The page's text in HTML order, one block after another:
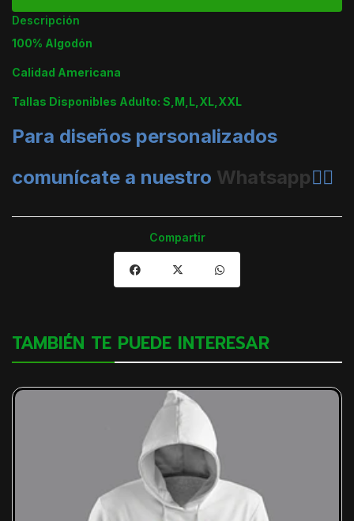
Descripción
100% Algodón
Calidad Americana
Tallas Disponibles Adulto: S,M,L,XL,XXL
Para diseños personalizados
comunícate a nuestro Whatsapp👈🏼
Compartir
TAMBIÉN TE PUEDE INTERESAR